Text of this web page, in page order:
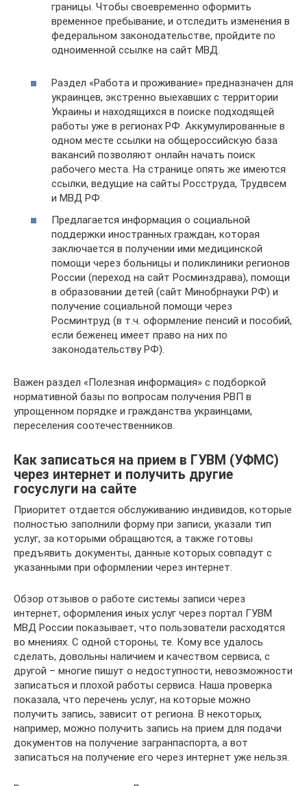
границы. Чтобы своевременно оформить
временное пребывание, и отследить изменения в
федеральном законодательстве, пройдите по
одноименной ссылке на сайт МВД.
Раздел «Работа и проживание» предназначен для
украинцев, экстренно выехавших с территории
Украины и находящихся в поиске подходящей
работы уже в регионах РФ. Аккумулированные в
одном месте ссылки на общероссийскую база
вакансий позволяют онлайн начать поиск
рабочего места. На странице опять же имеются
ссылки, ведущие на сайты Росструда, Трудвсем
и МВД РФ.
Предлагается информация о социальной
поддержки иностранных граждан, которая
заключается в получении ими медицинской
помощи через больницы и поликлиники регионов
России (переход на сайт Росминздрава), помощи
в образовании детей (сайт Минобрнауки РФ) и
получение социальной помощи через
Росминтруд (в т.ч. оформление пенсий и пособий,
если беженец имеет право на них по
законодательству РФ).
Важен раздел «Полезная информация» с подборкой
нормативной базы по вопросам получения РВП в
упрощенном порядке и гражданства украинцами,
переселения соотечественников.
Как записаться на прием в ГУВМ (УФМС)
через интернет и получить другие
госуслуги на сайте
Приоритет отдается обслуживанию индивидов, которые
полностью заполнили форму при записи, указали тип
услуг, за которыми обращаются, а также готовы
предъявить документы, данные которых совпадут с
указанными при оформлении через интернет.
Обзор отзывов о работе системы записи через
интернет, оформления иных услуг через портал ГУВМ
МВД России показывает, что пользователи расходятся
во мнениях. С одной стороны, те. Кому все удалось
сделать, довольны наличием и качеством сервиса, с
другой – многие пишут о недоступности, невозможности
записаться и плохой работы сервиса. Наша проверка
показала, что перечень услуг, на которые можно
получить запись, зависит от региона. В некоторых,
например, можно получить запись на прием для подачи
документов на получение загранпаспорта, а вот
записаться на получение его через интернет уже нельзя.